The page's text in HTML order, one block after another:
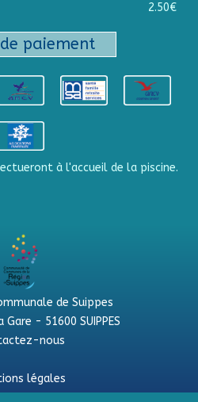
2.50€
paiement
à l'accueil de la piscine.
de Suippes
Gare - 51600 SUIPPES
nous
légales